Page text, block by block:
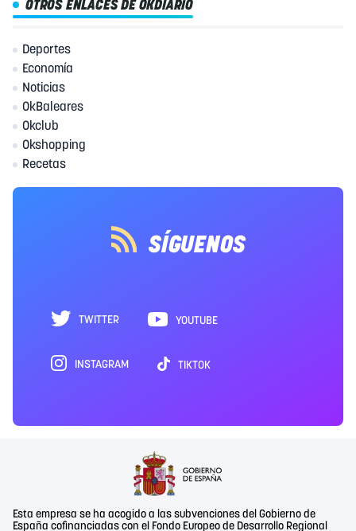
OTROS ENLACES DE OKDIARIO
Deportes
Economía
Noticias
OkBaleares
Okclub
Okshopping
Recetas
SÍGUENOS
TWITTER YOUTUBE
INSTAGRAM TIKTOK
Esta empresa se ha acogido a las subvenciones del Gobierno de
España cofinanciadas con el Fondo Europeo de Desarrollo Regional